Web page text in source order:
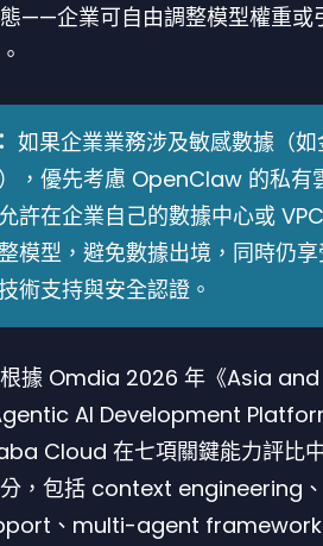
——企業可自由調整模型權重或
如果企業業務涉及敏感數據（如
，優先考慮 OpenClaw 的私有
許在企業自己的數據中心或 VPC
模型，避免數據出境，同時仍
術支持與安全認證。
據 Omdia 2026 年《Asia and
AI Development
Cloud 在七項關鍵能力評比
，包括 context engineering、
、multi-agent